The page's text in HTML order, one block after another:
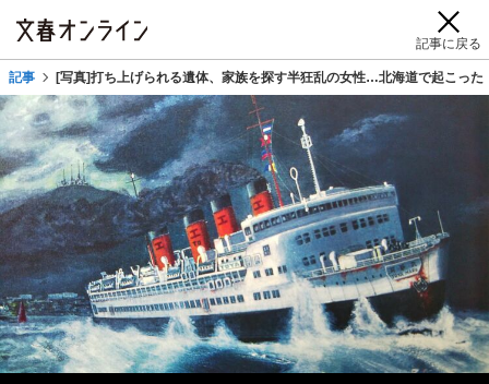
記事に戻る
記事 [写真]打ち上げられる遺体、家族を探す半狂乱の女性…北海道で起こっ